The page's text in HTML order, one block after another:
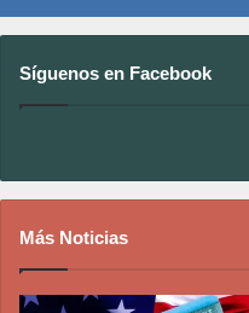
Síguenos en Facebook
Más Noticias